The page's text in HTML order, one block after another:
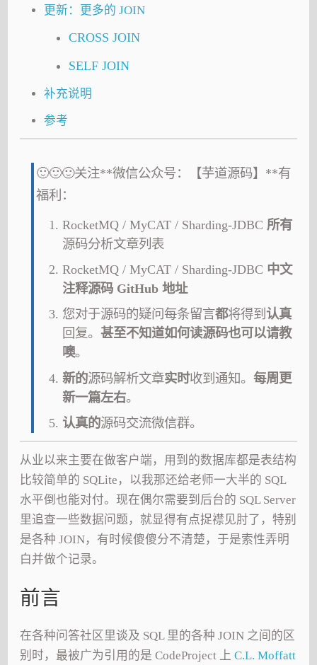
更新：更多的 JOIN
CROSS JOIN
SELF JOIN
补充说明
参考
🙂🙂🙂关注**微信公众号：【芋道源码】**有
福利：
RocketMQ / MyCAT / Sharding-JDBC 所有
源码分析文章列表
RocketMQ / MyCAT / Sharding-JDBC 中文
注释源码 GitHub 地址
您对于源码的疑问每条留言都将得到 认真
回复。 甚至不知道如何读源码也可以请教
噢。
新的源码解析文章实时收到通知。每周更
新一篇左右。
认真的源码交流微信群。
从业以来主要在做客户端，用到的数据库都是表结构
比较简单的 SQLite，以我那还给老师一大半的 SQL
水平倒也能对付。现在偶尔需要到后台的 SQL Server
里追查一些数据问题，就显得有点捉襟见肘了，特别
是各种 JOIN，有时候傻傻分不清楚，于是索性弄明
白并做个记录。
前言
在各种问答社区里谈及 SQL 里的各种 JOIN 之间的区
别时，最被广为引用的是 CodeProject 上C.L. Moffatt